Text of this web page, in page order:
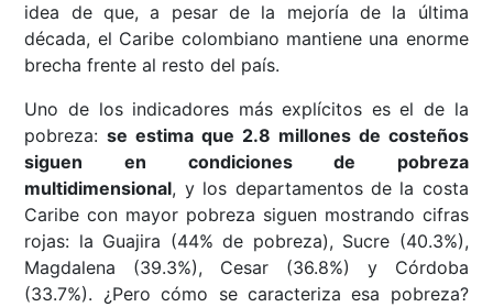
idea de que, a pesar de la mejoría de la última
década, el Caribe colombiano mantiene una enorme
brecha frente al resto del país.
Uno de los indicadores más explícitos es el de la
pobreza:se estima que 2.8 millones de costeños
siguen en condiciones de pobreza
multidimensional, y los departamentos de la costa
Caribe con mayor pobreza siguen mostrando cifras
rojas: la Guajira (44% de pobreza), Sucre (40.3%),
Magdalena (39.3%), Cesar (36.8%) y Córdoba
(33.7%). ¿Pero cómo se caracteriza esa pobreza?